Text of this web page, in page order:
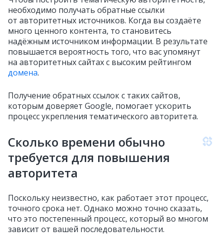
необходимо получать обратные ссылки
от авторитетных источников. Когда вы создаёте
много ценного контента, то становитесь
надёжным источником информации. В результате
повышается вероятность того, что вас упомянут
на авторитетных сайтах с высоким рейтингом
домена.
Получение обратных ссылок с таких сайтов,
которым доверяет Google, помогает ускорить
процесс укрепления тематического авторитета.
Сколько времени обычно
требуется для повышения
авторитета
Поскольку неизвестно, как работает этот процесс,
точного срока нет. Однако можно точно сказать,
что это постепенный процесс, который во многом
зависит от вашей последовательности.